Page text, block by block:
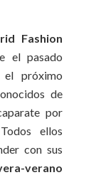
Fashion
el pasado
próximo
de
por
ellos
con sus
verano